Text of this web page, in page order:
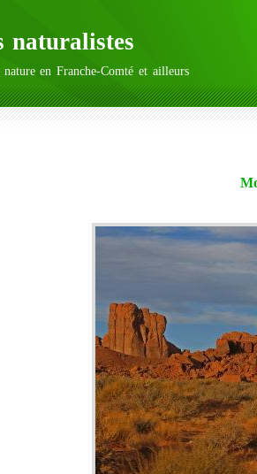
naturalistes
nature en Franche-Comté et ailleurs